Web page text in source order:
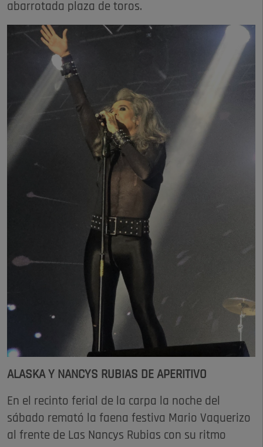
abarrotada plaza de toros.
ALASKA Y NANCYS RUBIAS DE APERITIVO
En el recinto ferial de la carpa la noche del
sábado remató la faena festiva Mario Vaquerizo
al frente de Las Nancys Rubias con su ritmo